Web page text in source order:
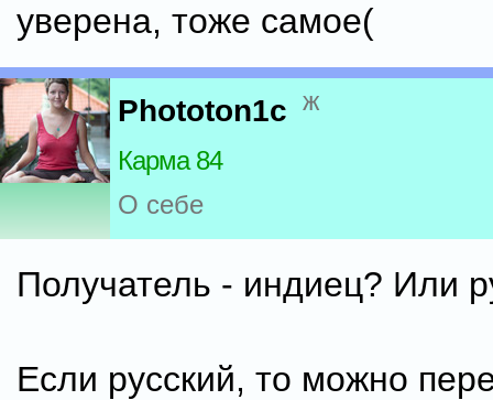
уверена, тоже самое(
Phototon1c ж
Карма 84
О себе
Получатель - индиец? Или
Если русский, то можно